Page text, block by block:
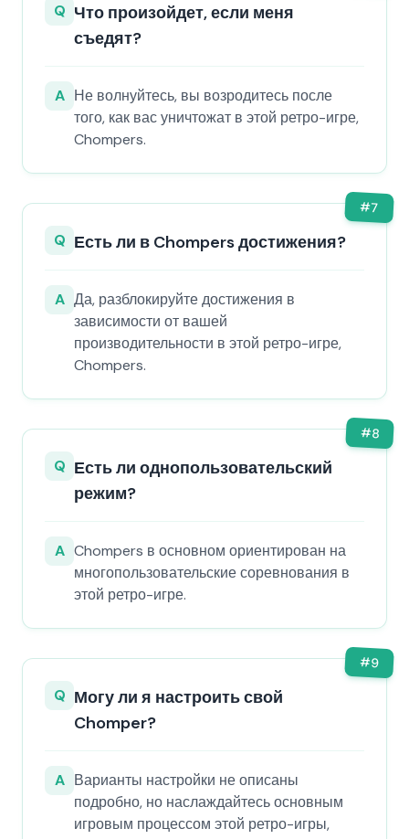
Q Что произойдет, если меня
съедят?
A Не волнуйтесь, вы возродитесь после
того, как вас уничтожат в этой ретро-игре,
Chompers.
#7
Q Есть ли в Chompers достижения?
A Да, разблокируйте достижения в
зависимости от вашей
производительности в этой ретро-игре,
Chompers.
#8
Q Есть ли однопользовательский
режим?
A Chompers в основном ориентирован на
многопользовательские соревнования в
этой ретро-игре.
#9
Q Могу ли я настроить свой
Chomper?
A Варианты настройки не описаны
подробно, но наслаждайтесь основным
игровым процессом этой ретро-игры,